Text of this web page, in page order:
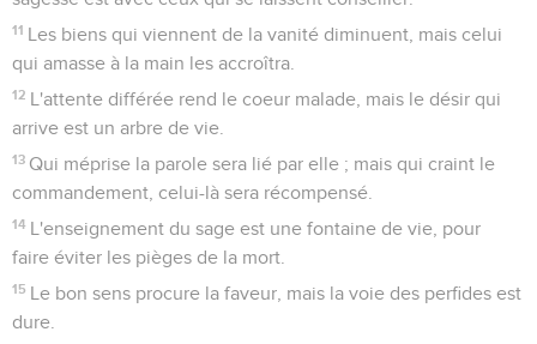
11 Les biens qui viennent de la vanité diminuent, mais celui
qui amasse à la main les accroîtra.
12 L'attente différée rend le coeur malade, mais le désir qui
arrive est un arbre de vie.
13 Qui méprise la parole sera lié par elle ; mais qui craint le
commandement, celui-là sera récompensé.
14 L'enseignement du sage est une fontaine de vie, pour
faire éviter les pièges de la mort.
15 Le bon sens procure la faveur, mais la voie des perfides est
dure.